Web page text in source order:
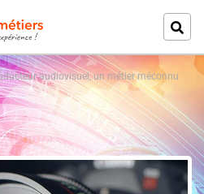
audiovisuel, un métier méconnu